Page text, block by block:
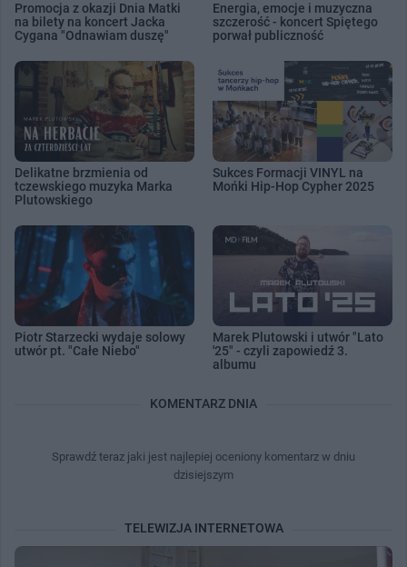
Promocja z okazji Dnia Matki
na bilety na koncert Jacka
Cygana "Odnawiam duszę"
Energia, emocje i muzyczna
szczerość - koncert Spiętego
porwał publiczność
Delikatne brzmienia od
tczewskiego muzyka Marka
Plutowskiego
Sukces Formacji VINYL na
Mońki Hip-Hop Cypher 2025
Piotr Starzecki wydaje solowy
utwór pt. "Całe Niebo"
Marek Plutowski i utwór "Lato
'25" - czyli zapowiedź 3.
albumu
KOMENTARZ DNIA
Sprawdź teraz jaki jest najlepiej oceniony komentarz w dniu
dzisiejszym
TELEWIZJA INTERNETOWA